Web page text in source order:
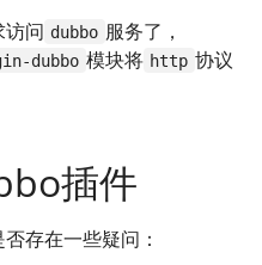
访问 dubbo 服务了，
dubbo 模块将 http 协议
插件
存在一些疑问：